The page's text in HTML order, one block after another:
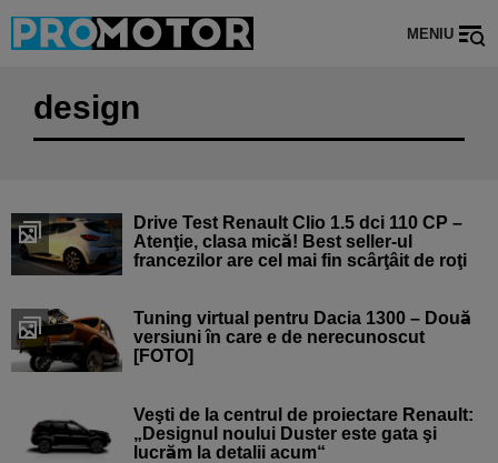
MENIU
design
Drive Test Renault Clio 1.5 dci 110 CP –
Atenţie, clasa mică! Best seller-ul
francezilor are cel mai fin scârţâit de roţi
Tuning virtual pentru Dacia 1300 – Două
versiuni în care e de nerecunoscut
[FOTO]
Veşti de la centrul de proiectare Renault:
„Designul noului Duster este gata şi
lucrăm la detalii acum“